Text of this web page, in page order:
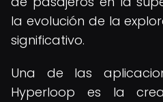
la evolución de la
significativo.
Una de las
Hyperloop es la